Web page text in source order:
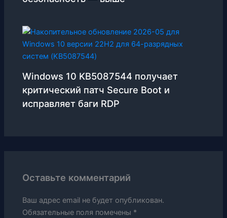
Windows 10 KB5087544 получает
критический патч Secure Boot и
исправляет баги RDP
Оставьте комментарий
Ваш адрес email не будет опубликован.
Обязательные поля помечены *